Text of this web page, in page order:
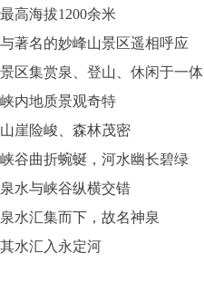
最高海拔1200余米
与著名的妙峰山景区遥相呼应
景区集赏泉、登山、休闲于一体
峡内地质景观奇特
山崖险峻、森林茂密
峡谷曲折蜿蜒，河水幽长碧绿
泉水与峡谷纵横交错
泉水汇集而下，故名神泉
其水汇入永定河